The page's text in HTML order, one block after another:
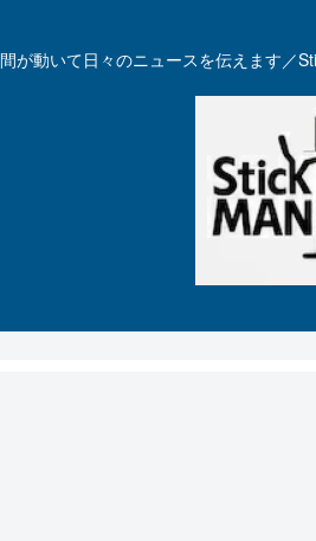
が動いて日々のニュースを伝えます／